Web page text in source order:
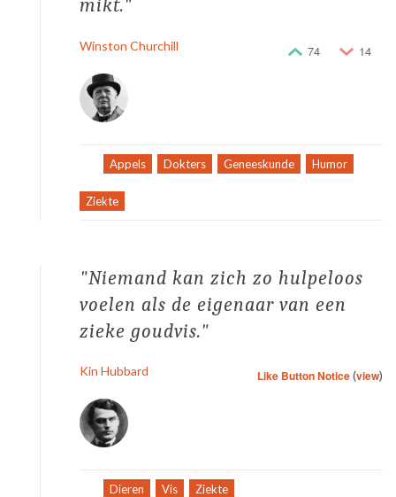
mikt.
74 14
Winston Churchill
Appels Dokters Geneeskunde Humor
Ziekte
Niemand kan zich zo hulpeloos
voelen als de eigenaar van een
zieke goudvis.
Like Button Notice(view)
Kin Hubbard
Dieren Vis Ziekte